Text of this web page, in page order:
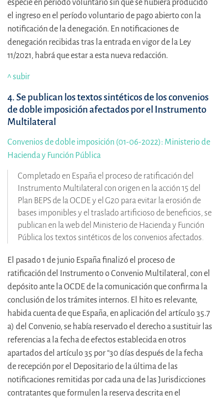
especie en periodo voluntario sin que se hubiera producido
el ingreso en el período voluntario de pago abierto con la
notificación de la denegación. En notificaciones de
denegación recibidas tras la entrada en vigor de la Ley
11/2021, habrá que estar a esta nueva redacción.
^ subir
4. Se publican los textos sintéticos de los convenios
de doble imposición afectados por el Instrumento
Multilateral
Convenios de doble imposición (01-06-2022): Ministerio de
Hacienda y Función Pública
Completado en España el proceso de ratificación del
Instrumento Multilateral con origen en la acción 15 del
Plan BEPS de la OCDE y el G20 para evitar la erosión de
bases imponibles y el traslado artificioso de beneficios, se
publican en la web del Ministerio de Hacienda y Función
Pública los textos sintéticos de los convenios afectados.
El pasado 1 de junio España finalizó el proceso de
ratificación del Instrumento o Convenio Multilateral, con el
depósito ante la OCDE de la comunicación que confirma la
conclusión de los trámites internos. El hito es relevante,
habida cuenta de que España, en aplicación del artículo 35.7
a) del Convenio, se había reservado el derecho a sustituir las
referencias a la fecha de efectos establecida en otros
apartados del artículo 35 por “30 días después de la fecha
de recepción por el Depositario de la última de las
notificaciones remitidas por cada una de las Jurisdicciones
contratantes que formulen la reserva descrita en el